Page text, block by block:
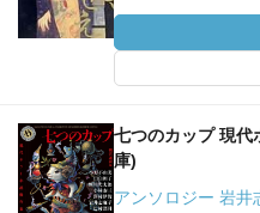
七つのカップ 現代
庫)
アンソロジー 岩井